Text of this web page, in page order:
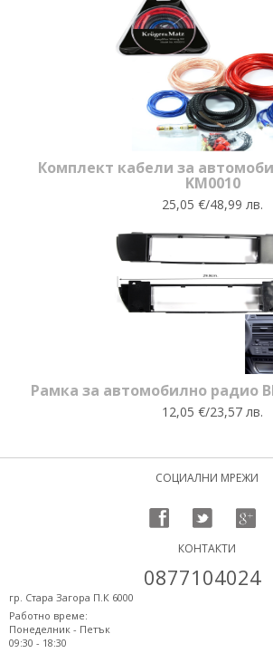
Комплект кабели за
KM0010
25,05 €/48,99 лв.
Рамка за автомобилно радио
12,05 €/23,57 лв.
СОЦИАЛНИ МРЕЖИ
КОНТАКТИ
0877104024
гр. Стара Загора П.К 6000
Работно време:
Понеделник - Петък
09:30 - 18:30